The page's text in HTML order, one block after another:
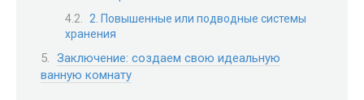
2. Повышенные или подводные системы
хранения
Заключение: создаем свою идеальную
ванную комнату